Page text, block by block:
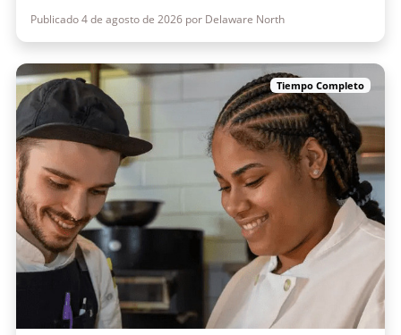
Publicado 4 de agosto de 2026 por Delaware North
Tiempo Completo